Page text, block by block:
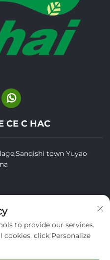
СЕ С НАС
town Yuyao
to provide our services.
click Personalize